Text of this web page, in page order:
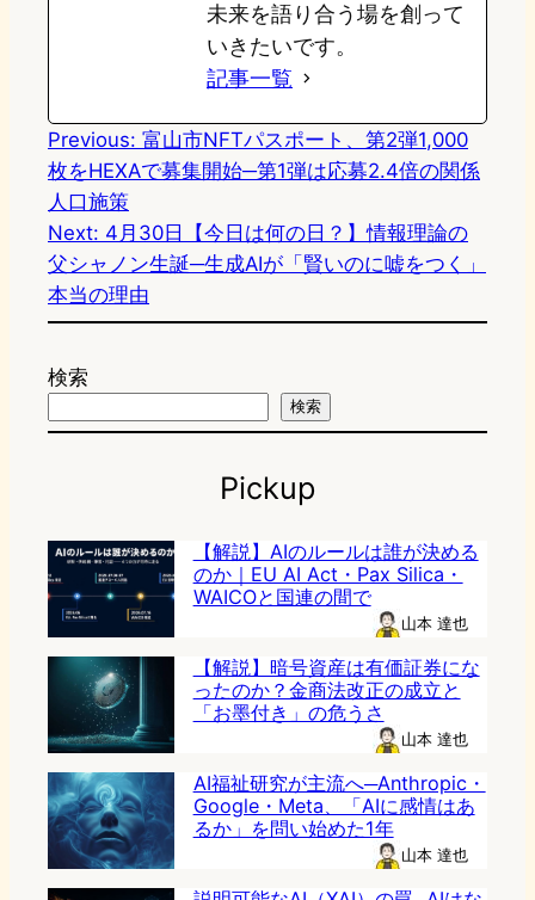
未来を語り合う場を創って
いきたいです。
記事一覧
Previous: 富山市NFTパスポート、第2弾1,000
枚をHEXAで募集開始─第1弾は応募2.4倍の関係
人口施策
Next: 4月30日【今日は何の日？】情報理論の
父シャノン生誕─生成AIが「賢いのに嘘をつく」
本当の理由
検索
検索
Pickup
【解説】AIのルールは誰が決める
のか｜EU AI Act・Pax Silica・
WAICOと国連の間で
山本 達也
【解説】暗号資産は有価証券にな
ったのか？金商法改正の成立と
「お墨付き」の危うさ
山本 達也
AI福祉研究が主流へ─Anthropic・
Google・Meta、「AIに感情はあ
るか」を問い始めた1年
山本 達也